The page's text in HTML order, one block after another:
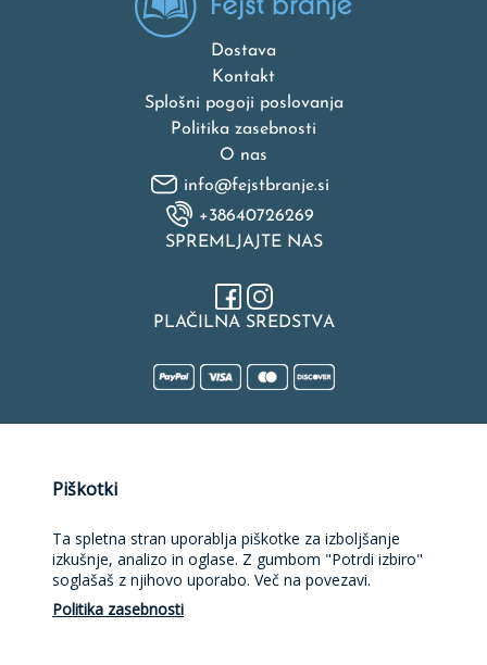
Dostava
Kontakt
Splošni pogoji poslovanja
Politika zasebnosti
O nas
info@fejstbranje.si
+38640726269
SPREMLJAJTE NAS
PLAČILNA SREDSTVA
platforme in mobilne aplikacije sofinancirata Republika Slovenija
marketing.
Piškotki
Ta spletna stran uporablja piškotke za izboljšanje
izkušnje, analizo in oglase. Z gumbom "Potrdi izbiro"
soglašaš z njihovo uporabo. Več na povezavi.
Politika zasebnosti